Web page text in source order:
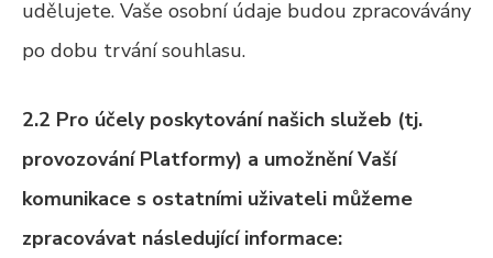
udělujete. Vaše osobní údaje budou zpracovávány
po dobu trvání souhlasu.
2.2 Pro účely poskytování našich služeb (tj.
provozování Platformy) a umožnění Vaší
komunikace s ostatními uživateli můžeme
zpracovávat následující informace: